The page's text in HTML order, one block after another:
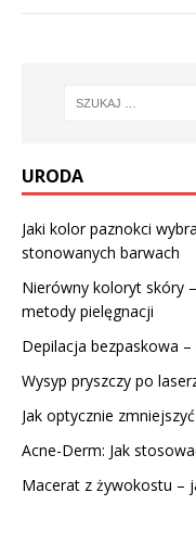
URODA
Jaki kolor paznokci
stonowanych barwach
Nierówny koloryt skóry
metody pielęgnacji
Depilacja bezpaskowa
Wysyp pryszczy po
Jak optycznie
Acne-Derm: Jak
Macerat z żywokostu –